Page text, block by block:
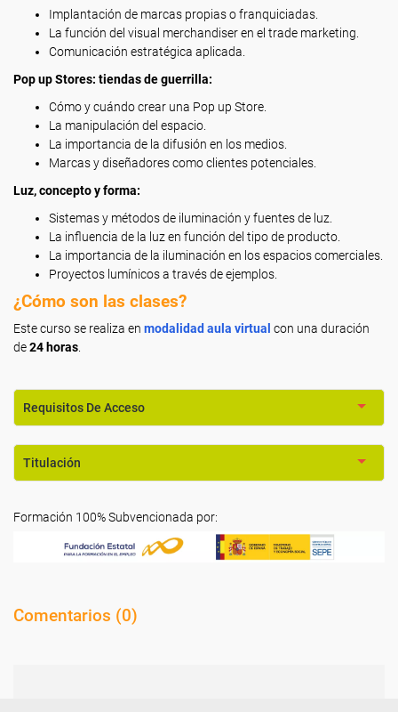
Implantación de marcas propias o franquiciadas.
La función del visual merchandiser en el trade marketing.
Comunicación estratégica aplicada.
Pop up Stores: tiendas de guerrilla:
Cómo y cuándo crear una Pop up Store.
La manipulación del espacio.
La importancia de la difusión en los medios.
Marcas y diseñadores como clientes potenciales.
Luz, concepto y forma:
Sistemas y métodos de iluminación y fuentes de luz.
La influencia de la luz en función del tipo de producto.
La importancia de la iluminación en los espacios comerciales.
Proyectos lumínicos a través de ejemplos.
¿Cómo son las clases?
Este curso se realiza en modalidad aula virtual con una duración
de24 horas
Requisitos De Acceso
Titulación
Formación 100% Subvencionada por:
Comentarios (0)